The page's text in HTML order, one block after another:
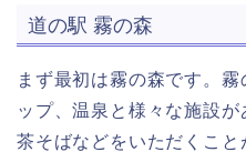
道の駅 霧の森
まず最初は霧の森です。
ップ、温泉と様々な施設
茶そばなどをいただくこ